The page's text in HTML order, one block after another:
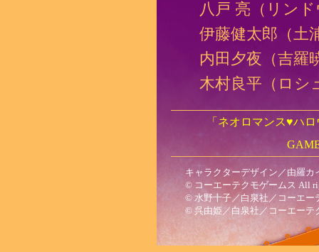
八戸 亮（リン
伊藤健太郎（土
内田夕夜（吉羅
木村良平（ロシ
「ネオロマンス♥ハ
キャラクターデザイン／由羅
© コーエーテクモゲームス All
© 水野十子／白泉社／コーエー
© 呉由姫／白泉社／コーエーテ